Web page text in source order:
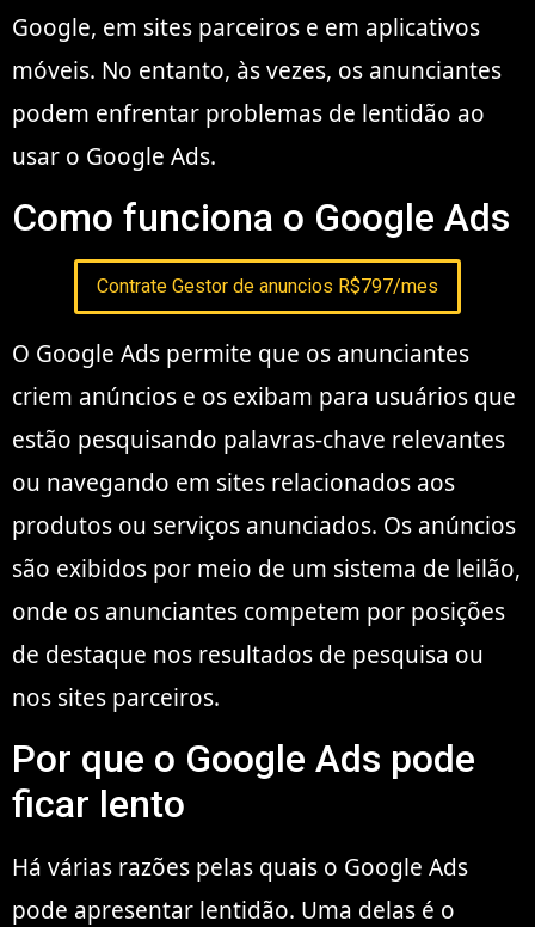
Google, em sites parceiros e em aplicativos
móveis. No entanto, às vezes, os anunciantes
podem enfrentar problemas de lentidão ao
usar o Google Ads.
Como funciona o Google Ads
Contrate Gestor de anuncios R$797/mes
O Google Ads permite que os anunciantes
criem anúncios e os exibam para usuários que
estão pesquisando palavras-chave relevantes
ou navegando em sites relacionados aos
produtos ou serviços anunciados. Os anúncios
são exibidos por meio de um sistema de leilão,
onde os anunciantes competem por posições
de destaque nos resultados de pesquisa ou
nos sites parceiros.
Por que o Google Ads pode
ficar lento
Há várias razões pelas quais o Google Ads
pode apresentar lentidão. Uma delas é o